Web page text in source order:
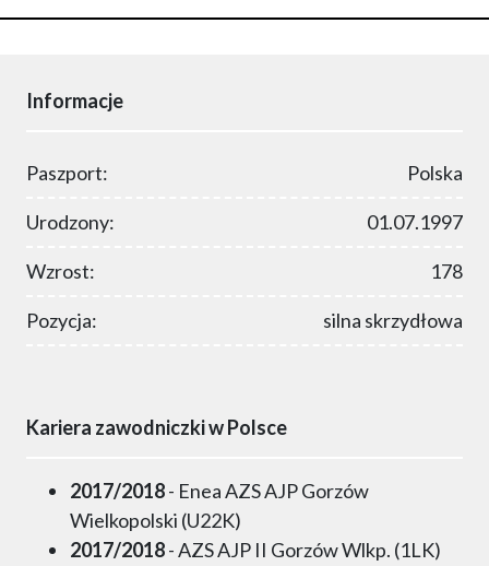
Informacje
Paszport: Polska
Urodzony: 01.07.1997
Wzrost: 178
Pozycja: silna skrzydłowa
Kariera zawodniczki w Polsce
2017/2018- Enea AZS AJP Gorzów
Wielkopolski (U22K)
2017/2018- AZS AJP II Gorzów Wlkp. (1LK)